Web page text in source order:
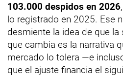
103.000 despidos en 2026
lo registrado en 2025. Ese
desmiente la idea de que
que cambia es la narrativa
mercado lo tolera —e
que el ajuste financia el